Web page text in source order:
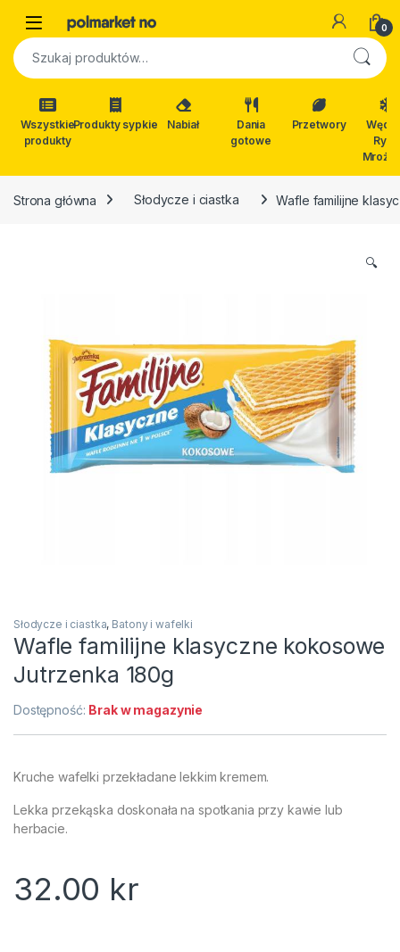
Open 0
Szukaj:
Wszystkie
produkty
Produkty sypkie Nabiał
Dania
gotowe
Przetwory
Ryby
Strona główna Słodycze i ciastka Wafle familijne
🔍
Słodycze i ciastka, Batony i wafelki
Wafle familijne klasyczne kokosowe
Jutrzenka 180g
Dostępność: Brak w magazynie
Kruche wafelki przekładane lekkim kremem.
Lekka przekąska doskonała na spotkania przy kawie lub
herbacie.
32.00 kr